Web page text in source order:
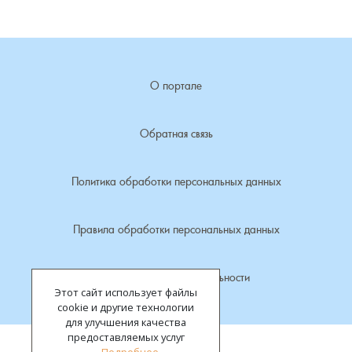
Этот сайт использует файлы
cookie и другие технологии
для улучшения качества
предоставляемых услуг
О портале
Обратная связь
Политика обработки персональных данных
Правила обработки персональных данных
Политика конфиденциальности
Лубенкино, деревня
Марьинка, деревня
Микшино, деревня